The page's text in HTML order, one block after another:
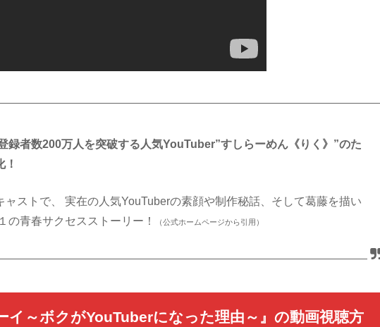
録者数200万人を突破する人気YouTuber”すしらーめん《りく》”のた
ャストで、 実在の人気YouTuberの素顔や制作秘話、そして葛藤を描い
の青春サクセスストーリー！
（公式ホームページから引用）
イ～ボクがYouTuberになった理由～』の動画視聴方